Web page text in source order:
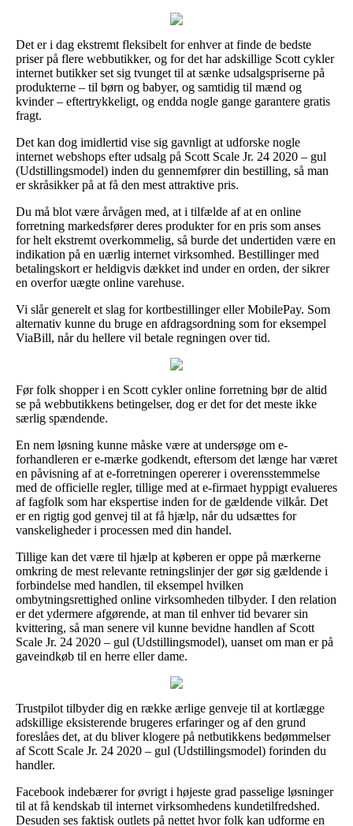
Det er i dag ekstremt fleksibelt for enhver at finde de bedste
priser på flere webbutikker, og for det har adskillige Scott cykler
internet butikker set sig tvunget til at sænke udsalgspriserne på
produkterne – til børn og babyer, og samtidig til mænd og
kvinder – eftertrykkeligt, og endda nogle gange garantere gratis
fragt.
Det kan dog imidlertid vise sig gavnligt at udforske nogle
internet webshops efter udsalg på Scott Scale Jr. 24 2020 – gul
(Udstillingsmodel) inden du gennemfører din bestilling, så man
er skråsikker på at få den mest attraktive pris.
Du må blot være årvågen med, at i tilfælde af at en online
forretning markedsfører deres produkter for en pris som anses
for helt ekstremt overkommelig, så burde det undertiden være en
indikation på en uærlig internet virksomhed. Bestillinger med
betalingskort er heldigvis dækket ind under en orden, der sikrer
en overfor uægte online varehuse.
Vi slår generelt et slag for kortbestillinger eller MobilePay. Som
alternativ kunne du bruge en afdragsordning som for eksempel
ViaBill, når du hellere vil betale regningen over tid.
Før folk shopper i en Scott cykler online forretning bør de altid
se på webbutikkens betingelser, dog er det for det meste ikke
særlig spændende.
En nem løsning kunne måske være at undersøge om e-
forhandleren er e-mærke godkendt, eftersom det længe har været
en påvisning af at e-forretningen opererer i overensstemmelse
med de officielle regler, tillige med at e-firmaet hyppigt evalueres
af fagfolk som har ekspertise inden for de gældende vilkår. Det
er en rigtig god genvej til at få hjælp, når du udsættes for
vanskeligheder i processen med din handel.
Tillige kan det være til hjælp at køberen er oppe på mærkerne
omkring de mest relevante retningslinjer der gør sig gældende i
forbindelse med handlen, til eksempel hvilken
ombytningsrettighed online virksomheden tilbyder. I den relation
er det ydermere afgørende, at man til enhver tid bevarer sin
kvittering, så man senere vil kunne bevidne handlen af Scott
Scale Jr. 24 2020 – gul (Udstillingsmodel), uanset om man er på
gaveindkøb til en herre eller dame.
Trustpilot tilbyder dig en række ærlige genveje til at kortlægge
adskillige eksisterende brugeres erfaringer og af den grund
foreslåes det, at du bliver klogere på netbutikkens bedømmelser
af Scott Scale Jr. 24 2020 – gul (Udstillingsmodel) forinden du
handler.
Facebook indebærer for øvrigt i højeste grad passelige løsninger
til at få kendskab til internet virksomhedens kundetilfredshed.
Desuden ses faktisk outlets på nettet hvor folk kan udforme en